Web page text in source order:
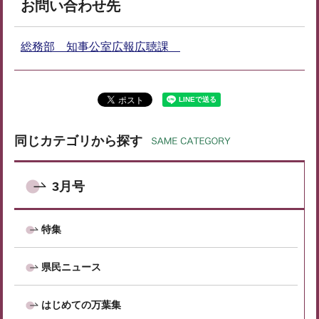
お問い合わせ先
総務部 知事公室広報広聴課
同じカテゴリから探す
3月号
特集
県民ニュース
はじめての万葉集